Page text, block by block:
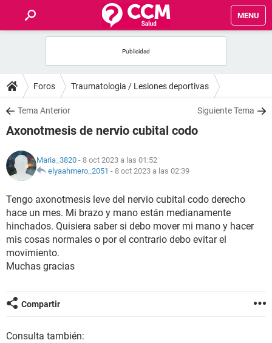
MENU
FOROS
SALUD
NUTRICIÓN
BIENESTAR
SEXUALIDAD
GLOSARIO
Foros Traumatologia / Lesiones deportivas
Tema Anterior Siguiente Tema
Axonotmesis de nervio cubital codo
Maria_3820 - 8 oct 2023 a las 01:52
elyaahmero_2051 - 8 oct 2023 a las 02:39
Tengo axonotmesis leve del nervio cubital codo derecho
hace un mes. Mi brazo y mano están medianamente
hinchados. Quisiera saber si debo mover mi mano y hacer
mis cosas normales o por el contrario debo evitar el
movimiento.
Muchas gracias
Compartir
Consulta también: